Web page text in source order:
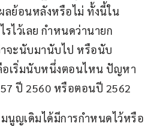
ลย้อนหลังหรือไม่ ทั้งนี้ใน
ไว้เลย กำหนดว่านายก
าจะนับมานับไป หรือนับ
อเริ่มนับหนึ่งตอนไหน ปัญหา
ปี 2560 หรือตอนปี 2562
มนูญเดิมได้มีการกำหนดไว้หรือ